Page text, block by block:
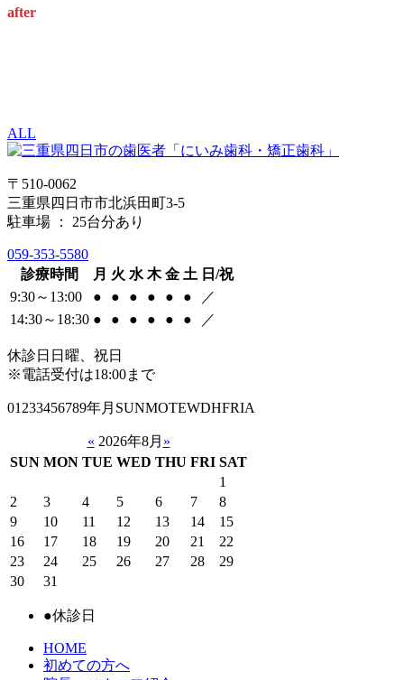
after
ALL
〒510-0062
三重県四日市市北浜田町3-5
駐車場 ： 25台分あり
059-353-5580
診療時間
月 火 水 木 金 土 日/祝
9:30～13:00
● ● ● ● ● ●
／
14:30～18:30 ● ● ● ● ● ● ／
休診日 日曜、祝日
※電話受付は18:00まで
01233456789年月SUNMOTEWDHFRIA
« 2026年8月 »
SUN MON TUE WED THU FRI SAT
1
2
3 4 5 6 7
8
9
10 11 12 13 14
15
16
17 18 19 20 21
22
23
24 25 26 27 28
29
30
31
●休診日
HOME
初めての方へ